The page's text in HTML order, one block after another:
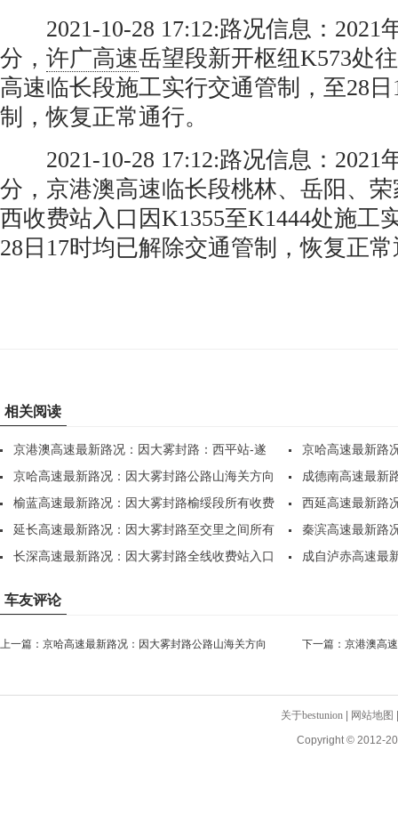
2021-10-28 17:12:路况信息：2021
分， 许广高速岳望段新开枢纽K573处
高速临长段施工实行交通管制，至28
制，恢复正常通行。 ​​​​
2021-10-28 17:12:路况信息：2021
分，京港澳高速临长段桃林、岳阳、
西收费站入口因K1355至K1444处施工
28日17时均已解除交通管制，恢复正
相关阅读
京港澳高速最新路况：因大雾封路：西平站-遂
平站..
京哈高速最新路
在..
京哈高速最新路况：因大雾封路公路山海关方向
K..
成德南高速最新
知：..
榆蓝高速最新路况：因大雾封路榆绥段所有收费
站..
西延高速最新路
黄..
延长高速最新路况：因大雾封路至交里之间所有
收..
秦滨高速最新路
大..
长深高速最新路况：因大雾封路全线收费站入口
成自泸赤高速最
车友评论
上一篇： 京哈高速最新路况：因大雾封路公路山海关方向
下一篇： 京港澳高
关于bestunion 网站地图
Copyright © 2012-